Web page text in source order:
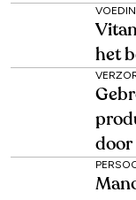
het
door